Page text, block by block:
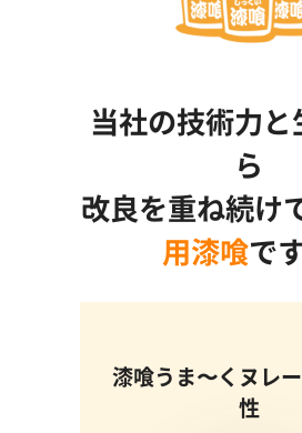
当社の技術力
ら
改良を重ね続け
用漆喰で
漆喰うま〜くヌレ
性